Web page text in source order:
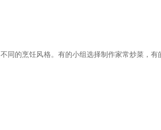
同的烹饪风格。有的小组选择制作家常炒菜，